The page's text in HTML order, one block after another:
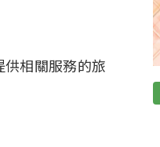
相關服務的旅